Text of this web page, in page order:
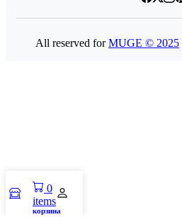
All reserved forMUGE © 2025
0
items
корзина